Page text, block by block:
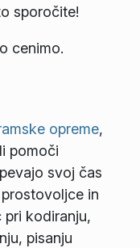
sporočite!
cenimo.
opreme,
pomoči
svoj čas
in
pri kodiranju,
pisanju